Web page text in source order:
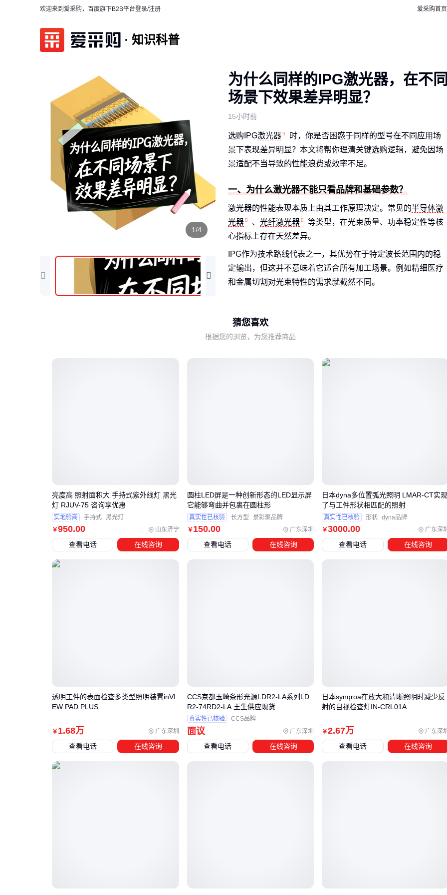
欢迎来到爱采购，百度旗下B2B平台登录/注册 爱采购首页
知识科普
1/4
为什么同样的IPG激光器，在不同
场景下效果差异明显？
15小时前
选购IPG激光器
时，你是否困惑于同样的型号在不同应用场
景下表现差异明显？本文将帮你理清关键选购逻辑，避免因场
景适配不当导致的性能浪费或效率不足。
一、为什么激光器不能只看品牌和基础参数？
激光器的性能表现本质上由其工作原理决定。常见的半导体激
光器
、 光纤激光器
等类型，在光束质量、功率稳定性等核
心指标上存在天然差异。
IPG作为技术路线代表之一，其优势在于特定波长范围内的稳
定输出，但这并不意味着它适合所有加工场景。例如精细医疗
和金属切割对光束特性的需求就截然不同。
二、哪些关键参数真正影响场景适配性？
功率和波长只是基础门槛，真正决定场景适配的是光束质量、
选择IPG激光器时，核心参数只是起点，实际应用场景才是决
定性因素。不同材料加工、医疗或科研需求对激光器的波长、
功率和光束质量有截然不同的要求。
金属切割：需要高功率连续光纤激光器，配合稳定的冷却系
快速切换。而固定产线则可以考虑专用激光焊接机
，通过牺
牲灵活性换取更稳定的加工质量。
最终选型需要平衡即时需求和长期扩展性。现在满足3C电子标
刻的20W激光器，未来若需要处理更厚材料就可能面临功率不
猜您喜欢
根据您的浏览，为您推荐商品
￥950.00 山东济宁
亮度高 照射面积大 手持式紫外线灯 黑光
灯 RJUV-75 咨询享优惠
实地验商 手持式 黑光灯
查看电话 在线咨询
￥ 150.00 广东深圳
圆柱LED屏是一种创新形态的LED显示屏
它能够弯曲并包裹在圆柱形
真实性已核验 长方型 景彩聚品牌
查看电话 在线咨询
￥3000.00 广东深圳
日本dyna多位置弧光照明 LMAR-CT实现
了与工件形状相匹配的照射
真实性已核验 形状 dyna品牌
查看电话 在线咨询
￥ 1.68万 广东深圳
透明工件的表面检查多类型照明装置inVI
EW PAD PLUS
查看电话 在线咨询
面议 广东深圳
CCS京都玉崎条形光源LDR2-LA系列LD
R2-74RD2-LA 王生供应现货
真实性已核验 CCS品牌
查看电话 在线咨询
￥2.67万 广东深圳
日本synqroa在放大和清晰照明时减少反
射的目视检查灯IN-CRL01A
查看电话 在线咨询